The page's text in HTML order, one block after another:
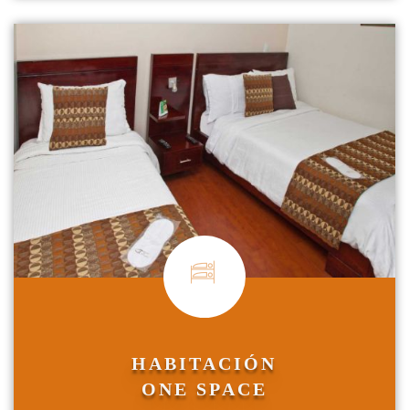
HABITACIÓN
ONE SPACE